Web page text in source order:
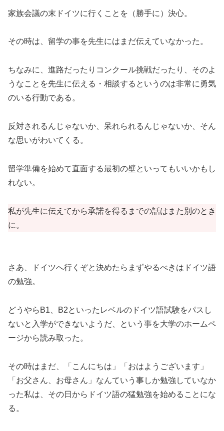
家族会議の末ドイツに行くことを（勝手に）決心。
その時は、留学の事を先生にはまだ伝えていなかった。
ちなみに、進路だったりコンクール挑戦だったり、そのよ
うなことを先生に伝える・相談するというのは非常に勇気
のいる行動である。
反対されるんじゃないか、呆れられるんじゃないか、そん
な思いがわいてくる。
留学準備を始めて直面する最初の壁といってもいいかもし
れない。
私が先生に伝えてから承諾を得るまでの話はまた別のとき
に。
さあ、ドイツへ行くぞと決めたらまずやるべきはドイツ語
の勉強。
どうやらB1、B2といったレベルのドイツ語試験をパスし
ないと入学ができないようだ、という事を大学のホームペ
ージから読み取った。
その時はまだ、「こんにちは」「おはようございます」
「お父さん、お母さん」なんていう事しか勉強していなか
った私は、その日からドイツ語の猛勉強を始めることにな
る。